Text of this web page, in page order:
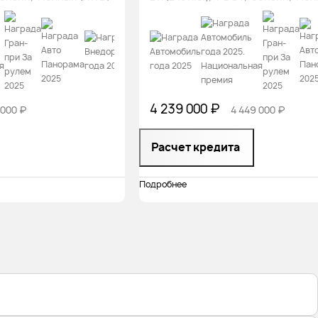
₽ 4 239 000 ₽ 4 449 000 ₽
Расчет кредита
Подробнее